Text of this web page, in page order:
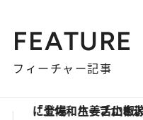
FEATURE
フィーチャー記事
【銀座で出合う最旬美容】美髪ケアや上質な眠り…セルフケアのアップデートから